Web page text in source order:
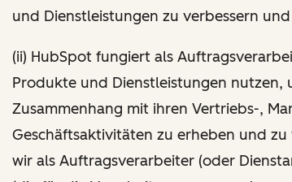
und Dienstleistungen zu verbessern
(ii) HubSpot fungiert als
Produkte und Dienstleistungen nutzen,
Zusammenhang mit ihren Vertriebs-,
Geschäftsaktivitäten zu erheben und
wir als Auftragsverarbeiter (oder